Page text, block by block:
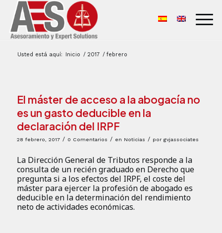
Usted está aquí: Inicio / 2017 / febrero
El máster de acceso a la abogacía no
es un gasto deducible en la
declaración del IRPF
28 febrero, 2017 / 0 Comentarios / en Noticias / por gvjassociates
La Dirección General de Tributos responde a la
consulta de un recién graduado en Derecho que
pregunta si a los efectos del IRPF, el coste del
máster para ejercer la profesión de abogado es
deducible en la determinación del rendimiento
neto de actividades económicas.